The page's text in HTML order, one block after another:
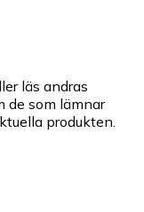
läs andras
de som lämnar
produkten.